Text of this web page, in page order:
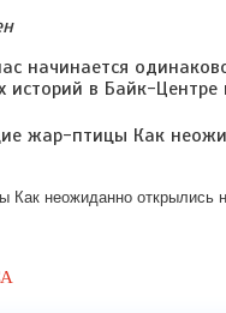
начинается
историй в Байк-
неожиданно открылись